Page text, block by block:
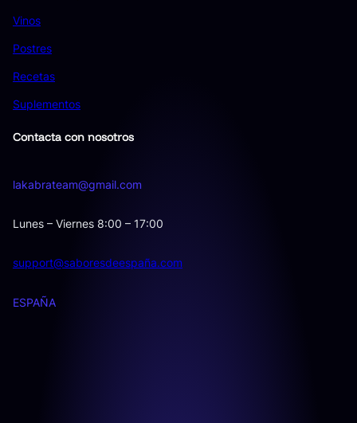
Vinos
Postres
Recetas
Suplementos
Contacta con nosotros
lakabrateam@gmail.com
Lunes – Viernes 8:00 – 17:00
support@saboresdeespaña.com
ESPAÑA